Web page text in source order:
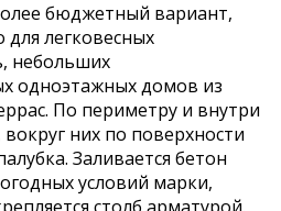
бюджетный вариант,
легковесных
небольших
одноэтажных домов из
По периметру и внутри
них по поверхности
Заливается бетон
условий марки,